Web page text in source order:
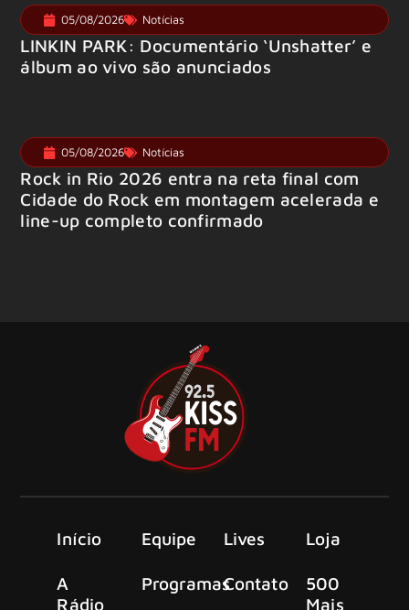
05/08/2026 Notícias
LINKIN PARK: Documentário ‘Unshatter’ e
álbum ao vivo são anunciados
05/08/2026 Notícias
Rock in Rio 2026 entra na reta final com
Cidade do Rock em montagem acelerada e
line-up completo confirmado
Início
A
Rádio
Equipe
Programas
Lives
Contato
Loja
500
Mais